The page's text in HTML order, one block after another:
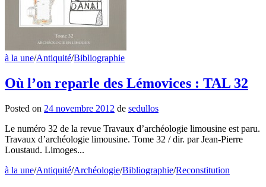
à la une/Antiquité/Bibliographie
Où l’on reparle des Lémovices : TAL 32
Posted on 24 novembre 2012 de sedullos
Le numéro 32 de la revue Travaux d’archéologie limousine est paru.
Travaux d’archéologie limousine. Tome 32 / dir. par Jean-Pierre
Loustaud. Limoges...
à la une/Antiquité/Archéologie/Bibliographie/Reconstitution